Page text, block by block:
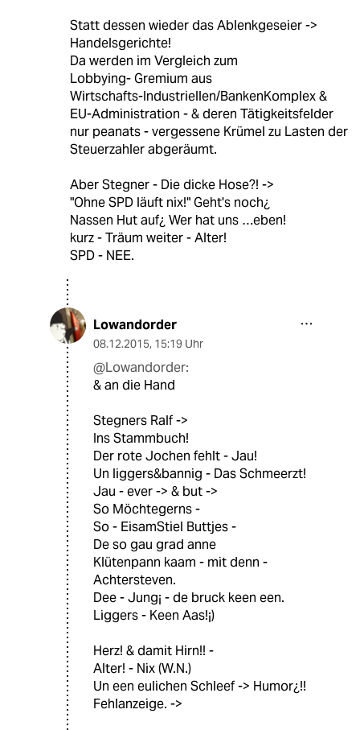
Statt dessen wieder das Ablenkgeseier ->
Handelsgerichte!
Da werden im Vergleich zum
Lobbying- Gremium aus
Wirtschafts-Industriellen/BankenKomplex &
EU-Administration - & deren Tätigkeitsfelder
nur peanats - vergessene Krümel zu Lasten der
Steuerzahler abgeräumt.
Aber Stegner - Die dicke Hose?! ->
"Ohne SPD läuft nix!" Geht's noch¿
Nassen Hut auf¿ Wer hat uns …eben!
kurz - Träum weiter - Alter!
SPD - NEE.
Lowandorder
08.12.2015, 15:19 Uhr
@Lowandorder:
& an die Hand
Stegners Ralf ->
Ins Stammbuch!
Der rote Jochen fehlt - Jau!
Un liggers&bannig - Das Schmeerzt!
Jau - ever -> & but ->
So Möchtegerns -
So - EisamStiel Buttjes -
De so gau grad anne
Klütenpann kaam - mit denn -
Achtersteven.
Dee - Jung¡ - de bruck keen een.
Liggers - Keen Aas!¡)
Herz! & damit Hirn!! -
Alter! - Nix (W.N.)
Un een eulichen Schleef -> Humor¿!!
Fehlanzeige. ->